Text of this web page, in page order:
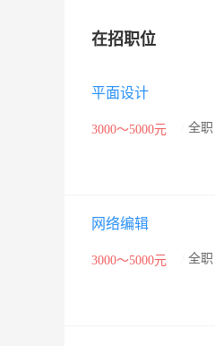
在招职位
平面设计
3000～5000元 全职
网络编辑
3000～5000元 全职